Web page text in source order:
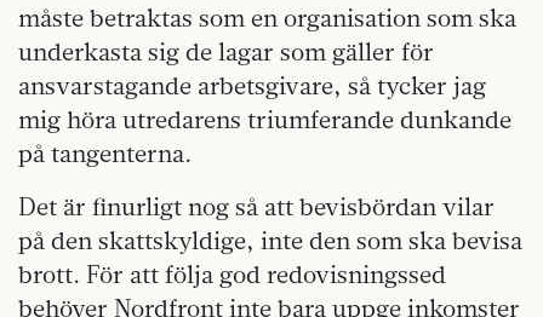
måste betraktas som en organisation som ska
underkasta sig de lagar som gäller för
ansvarstagande arbetsgivare, så tycker jag
mig höra utredarens triumferande dunkande
på tangenterna.
Det är finurligt nog så att bevisbördan vilar
på den skattskyldige, inte den som ska bevisa
brott. För att följa god redovisningssed
behöver Nordfront inte bara uppge inkomster